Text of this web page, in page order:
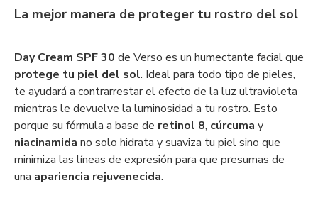
La mejor manera de proteger tu rostro del sol
Day Cream SPF 30 de Verso es un humectante facial que
protege tu piel del sol. Ideal para todo tipo de pieles,
te ayudará a contrarrestar el efecto de la luz ultravioleta
mientras le devuelve la luminosidad a tu rostro. Esto
porque su fórmula a base de retinol 8, cúrcuma y
niacinamida no solo hidrata y suaviza tu piel sino que
minimiza las líneas de expresión para que presumas de
una apariencia rejuvenecida.